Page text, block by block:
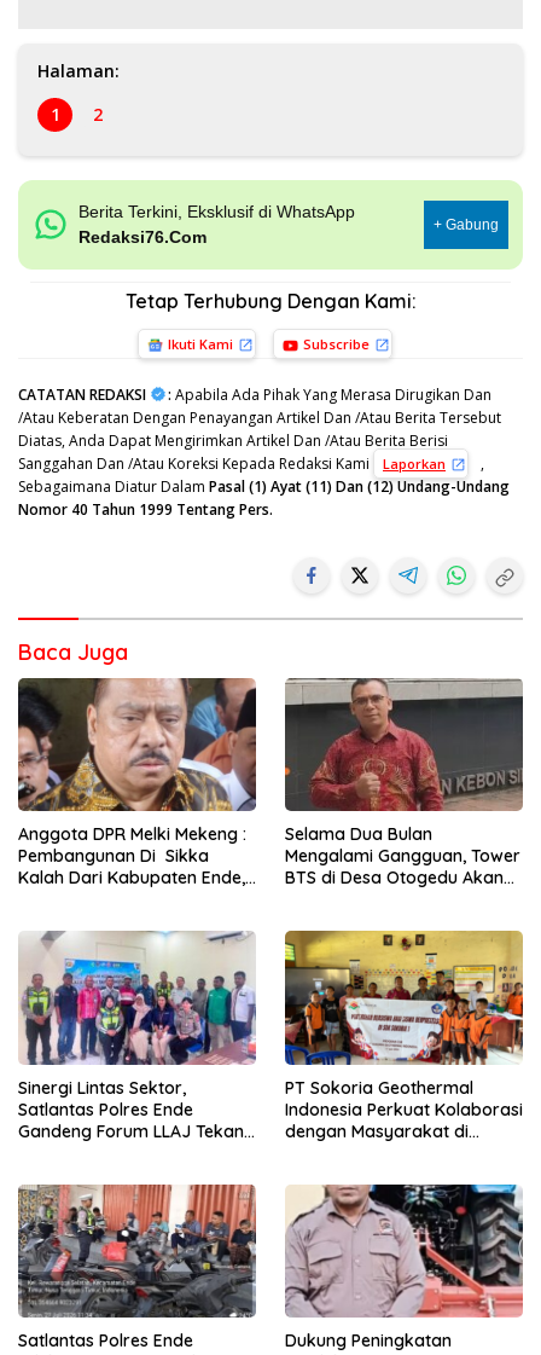
Halaman:
1
2
Berita Terkini, Eksklusif di WhatsApp
Redaksi76.Com
+ Gabung
Tetap Terhubung Dengan Kami:
Ikuti Kami Subscribe
CATATAN REDAKSI : Apabila Ada Pihak Yang Merasa Dirugikan Dan
/Atau Keberatan Dengan Penayangan Artikel Dan /Atau Berita Tersebut
Diatas, Anda Dapat Mengirimkan Artikel Dan /Atau Berita Berisi
Sanggahan Dan /Atau Koreksi Kepada Redaksi Kami
Laporkan
,
Sebagaimana Diatur Dalam Pasal (1) Ayat (11) Dan (12) Undang-Undang
Nomor 40 Tahun 1999 Tentang Pers.
Baca Juga
Anggota DPR Melki Mekeng :
Pembangunan Di Sikka
Kalah Dari Kabupaten Ende,
Selama Dua Bulan
Mengalami Gangguan, Tower
BTS di Desa Otogedu Akan
Sinergi Lintas Sektor,
Satlantas Polres Ende
Gandeng Forum LLAJ Tekan
PT Sokoria Geothermal
Indonesia Perkuat Kolaborasi
dengan Masyarakat di
Satlantas Polres Ende
Dukung Peningkatan